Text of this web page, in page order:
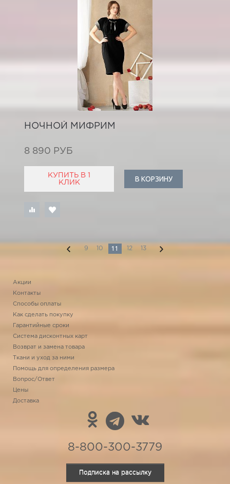
НОЧНОЙ МИФРИМ
8 890 РУБ
КУПИТЬ В 1
КЛИК
В КОРЗИНУ
9 10 11 12 13
Акции
Контакты
Способы оплаты
Как сделать покупку
Гарантийные сроки
Система дисконтных карт
Возврат и замена товара
Ткани и уход за ними
Помощь для определения размера
Вопрос/Ответ
Цены
Доставка
8-800-300-3779
Подписка на рассылку